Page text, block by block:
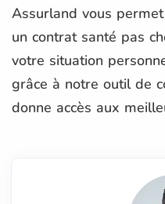
Assurland vous
un contrat santé pas
votre situation
grâce à notre outil de
donne accès aux